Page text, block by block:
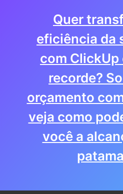
Quer
eficiência da
com ClickUp
recorde?
orçamento
veja como
você a